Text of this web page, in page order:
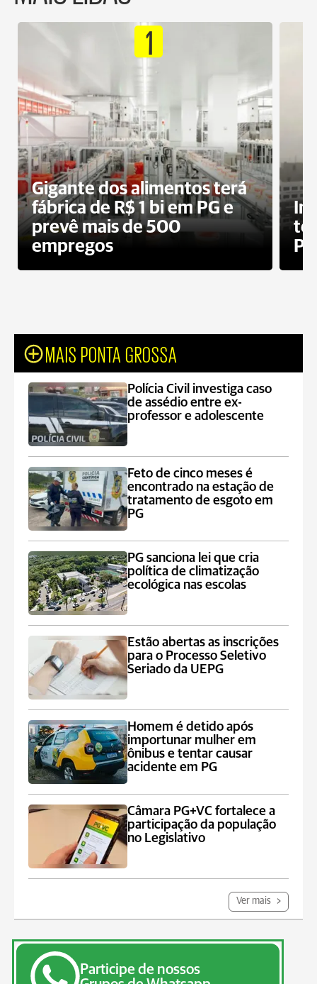
1
Gigante dos alimentos terá
fábrica de R$ 1 bi em PG e
prevê mais de 500
empregos
MAIS PONTA GROSSA
Polícia Civil investiga caso
de assédio entre ex-
professor e adolescente
Feto de cinco meses é
encontrado na estação de
tratamento de esgoto em
PG
PG sanciona lei que cria
política de climatização
ecológica nas escolas
Estão abertas as inscrições
para o Processo Seletivo
Seriado da UEPG
Homem é detido após
importunar mulher em
ônibus e tentar causar
acidente em PG
Câmara PG+VC fortalece a
participação da população
no Legislativo
Ver mais
Participe de nossos